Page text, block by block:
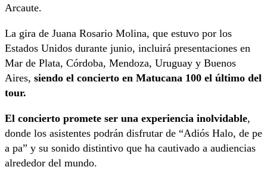
Arcaute.
La gira de Juana Rosario Molina, que estuvo por los
Estados Unidos durante junio, incluirá presentaciones en
Mar de Plata, Córdoba, Mendoza, Uruguay y Buenos
Aires, siendo el concierto en Matucana 100 el último del
tour.
El concierto promete ser una experiencia inolvidable,
donde los asistentes podrán disfrutar de “Adiós Halo, de pe
a pa” y su sonido distintivo que ha cautivado a audiencias
alrededor del mundo.